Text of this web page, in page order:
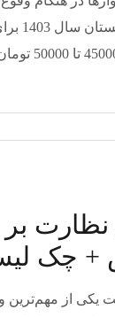
نظارت
+ چک
از مهم‌ترین و